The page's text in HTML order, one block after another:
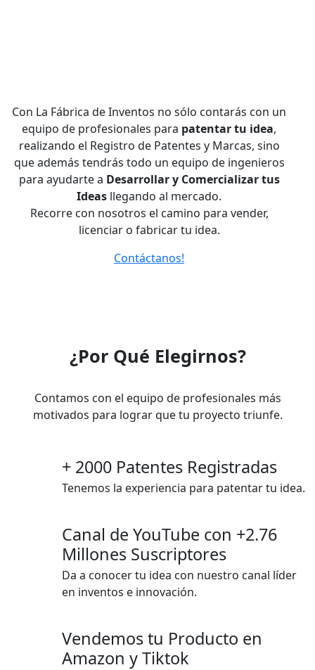
Con La Fábrica de Inventos no sólo contarás con un
equipo de profesionales para patentar tu idea,
realizando el Registro de Patentes y Marcas, sino
que además tendrás todo un equipo de ingenieros
para ayudarte a Desarrollar y Comercializar tus
Ideas llegando al mercado.
Recorre con nosotros el camino para vender,
licenciar o fabricar tu idea.
Contáctanos!
¿Por Qué Elegirnos?
Contamos con el equipo de profesionales más
motivados para lograr que tu proyecto triunfe.
+ 2000 Patentes Registradas
Tenemos la experiencia para patentar tu idea.
Canal de YouTube con +2.76
Millones Suscriptores
Da a conocer tu idea con nuestro canal líder
en inventos e innovación.
Vendemos tu Producto en
Amazon y Tiktok